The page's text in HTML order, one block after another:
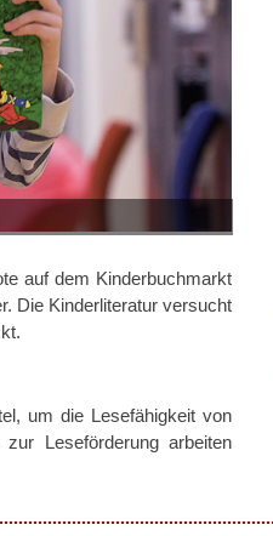
auf dem Kinderbuchmarkt
Die Kinderliteratur versucht
um die Lesefähigkeit von
Leseförderung arbeiten